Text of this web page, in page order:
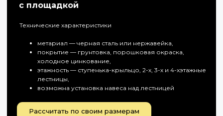
с площадкой
Технические характеристики
метариал — черная сталь или нержавейка,
покрытие — грунтовка, порошковая окраска,
холодное цинкование,
этажность — ступенька-крыльцо, 2-х, 3-х и 4-хэтажные
лестницы,
возможна установка навеса над лестницей
Рассчитать по своим размерам